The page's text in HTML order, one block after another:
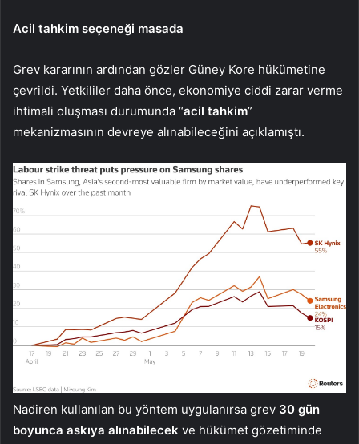
Acil tahkim seçeneği masada
Grev kararının ardından gözler Güney Kore hükümetine
çevrildi. Yetkililer daha önce, ekonomiye ciddi zarar verme
ihtimali oluşması durumunda “acil tahkim”
mekanizmasının devreye alınabileceğini açıklamıştı.
Nadiren kullanılan bu yöntem uygulanırsa grev 30 gün
boyunca askıya alınabilecek ve hükümet gözetiminde